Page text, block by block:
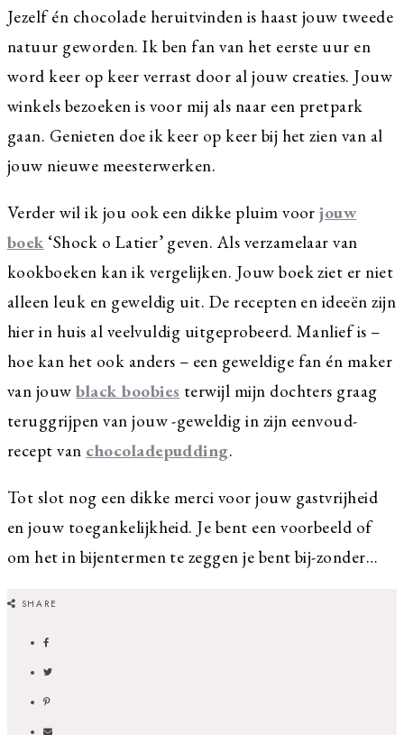
Jezelf én chocolade heruitvinden is haast jouw tweede
natuur geworden. Ik ben fan van het eerste uur en
word keer op keer verrast door al jouw creaties. Jouw
winkels bezoeken is voor mij als naar een pretpark
gaan. Genieten doe ik keer op keer bij het zien van al
jouw nieuwe meesterwerken.
Verder wil ik jou ook een dikke pluim voorjouw
boek ‘Shock o Latier’ geven. Als verzamelaar van
kookboeken kan ik vergelijken. Jouw boek ziet er niet
alleen leuk en geweldig uit. De recepten en ideeën zijn
hier in huis al veelvuldig uitgeprobeerd. Manlief is –
hoe kan het ook anders – een geweldige fan én maker
van jouwblack boobies terwijl mijn dochters graag
teruggrijpen van jouw -geweldig in zijn eenvoud-
recept van chocoladepudding.
Tot slot nog een dikke merci voor jouw gastvrijheid
en jouw toegankelijkheid. Je bent een voorbeeld of
om het in bijentermen te zeggen je bent bij-zonder…
SHARE